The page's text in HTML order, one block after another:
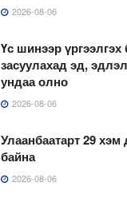
2026-08-06
Үс шинээр
засуулахад эд,
ундаа олно
2026-08-06
Улаанбаатарт 29 хэм
байна
2026-08-06